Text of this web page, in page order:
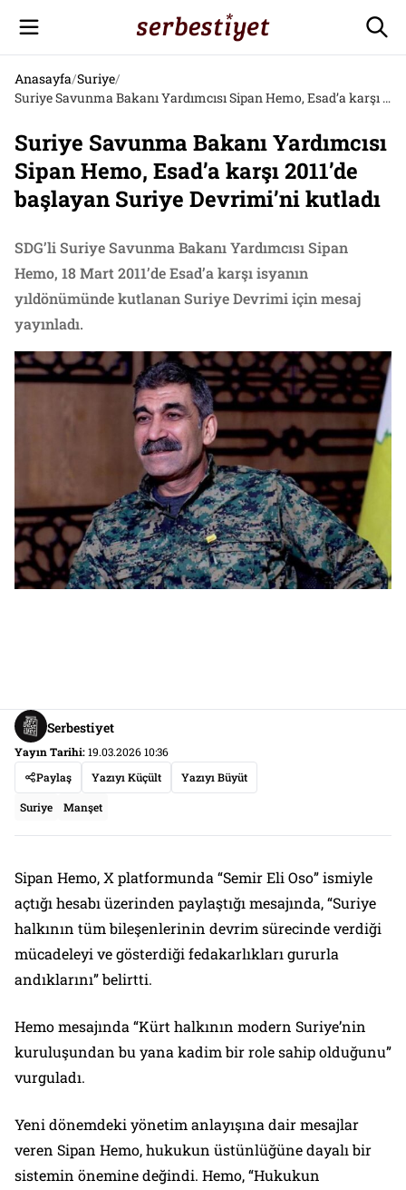
Anasayfa/Suriye/
Suriye Savunma Bakanı Yardımcısı Sipan Hemo, Esad’a karşı 2011’de başlayan Suriye Devrimi’ni kutladı
Suriye Savunma Bakanı Yardımcısı
Sipan Hemo, Esad’a karşı 2011’de
başlayan Suriye Devrimi’ni kutladı
SDG’li Suriye Savunma Bakanı Yardımcısı Sipan
Hemo, 18 Mart 2011’de Esad’a karşı isyanın
yıldönümünde kutlanan Suriye Devrimi için mesaj
yayınladı.
Serbestiyet
Yayın Tarihi:19.03.2026 10:36
Paylaş
Yazıyı Küçült Yazıyı Büyüt
Suriye Manşet
Sipan Hemo, X platformunda “Semir Eli Oso” ismiyle
açtığı hesabı üzerinden paylaştığı mesajında, “Suriye
halkının tüm bileşenlerinin devrim sürecinde verdiği
mücadeleyi ve gösterdiği fedakarlıkları gururla
andıklarını” belirtti.
Hemo mesajında “Kürt halkının modern Suriye’nin
kuruluşundan bu yana kadim bir role sahip olduğunu”
vurguladı.
Yeni dönemdeki yönetim anlayışına dair mesajlar
veren Sipan Hemo, hukukun üstünlüğüne dayalı bir
sistemin önemine değindi. Hemo, “Hukukun